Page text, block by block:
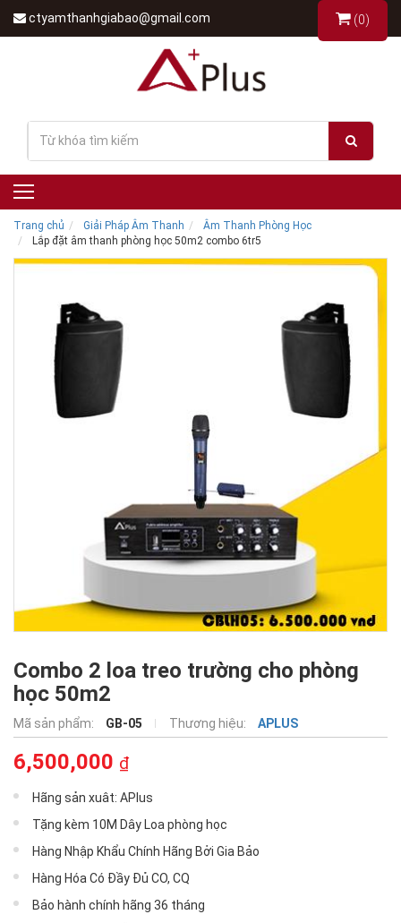
ctyamthanhgiabao@gmail.com (0)
Trang chủ Giải Pháp Âm Thanh
Âm Thanh Phòng Học
Lắp đặt âm thanh phòng học 50m2 combo 6tr5
Combo 2 loa treo trường cho phòng
học 50m2
Mã sản phẩm: GB-05 Thương hiệu: APLUS
6,500,000 ₫
Hãng sản xuât: APlus
Tặng kèm 10M Dây Loa phòng học
Hàng Nhập Khẩu Chính Hãng Bởi Gia Bảo
Hàng Hóa Có Đầy Đủ CO, CQ
Bảo hành chính hãng 36 tháng